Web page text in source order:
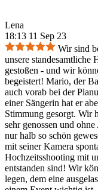
Lena
18:13 11 Sep 23
Wir sind
unsere standesamtliche
gestoßen - und wir
begeistert! Mario, der
auch vorab bei der
einer Sängerin hat er
Stimmung gesorgt. Wir
sehr genossen und
nur halb so schön
mit seiner Kamera
Hochzeitsshooting mit
entstanden sind! Wir
legen, dem eine